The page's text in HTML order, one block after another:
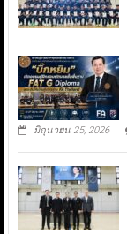
มิถุนายน 25, 2026